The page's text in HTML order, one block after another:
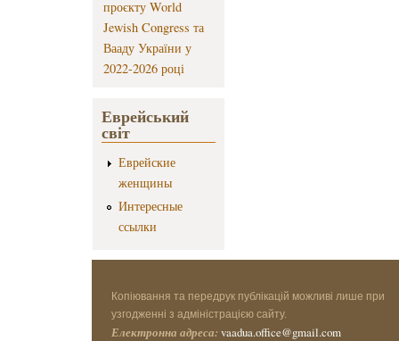
проєкту World
Jewish Congress та
Вааду України у
2022-2026 році
Еврейський
світ
Еврейские
женщины
Интересные
ссылки
Копіювання та передрук публікацій можливі лише при
узгодженні з адміністрацією сайту.
Електронна адреса: vaadua.office@gmail.com